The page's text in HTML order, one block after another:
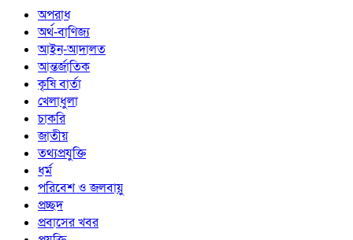
অপরাধ
অর্থ-বাণিজ্য
আইন-আদালত
আন্তর্জাতিক
কৃষি বার্তা
খেলাধুলা
চাকরি
জাতীয়
তথ্যপ্রযুক্তি
ধর্ম
পরিবেশ ও জলবায়ু
প্রচ্ছদ
প্রবাসের খবর